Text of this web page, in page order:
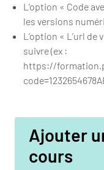
L’option « Code
les versions
L’option « L’url
suivre (ex :
https://
Ajouter
cours